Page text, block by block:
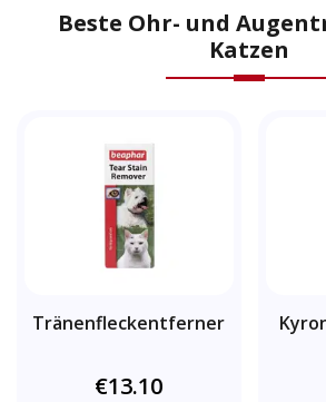
Beste Ohr- und
Katzen
Tränenfleckentferner
€13.10